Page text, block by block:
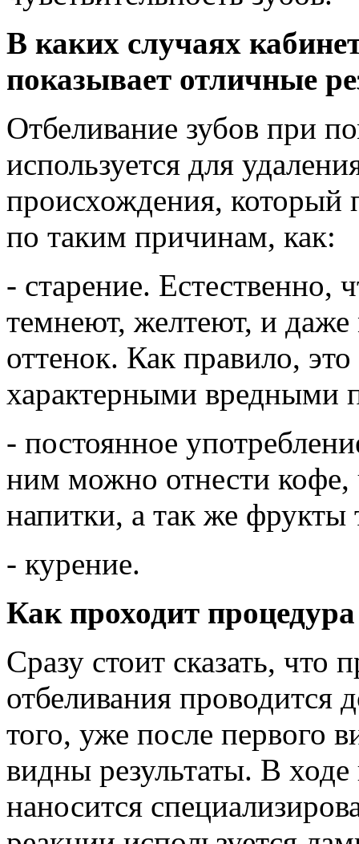
В каких случаях
показывает отличные
Отбеливание зубов при
используется для
происхождения, который
по таким причинам, как:
- старение. Естественно,
темнеют, желтеют, и
оттенок. Как правило,
характерными вредными
- постоянное
ним можно отнести кофе,
напитки, а так же фрукты
- курение.
Как проходит
Сразу стоит сказать, что
отбеливания проводится
того, уже после первого
видны результаты. В
наносится